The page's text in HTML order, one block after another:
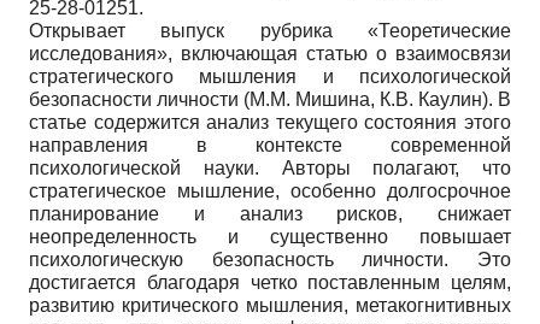
25-28-01251.
Открывает выпуск рубрика «Теоретические
исследования», включающая статью о взаимосвязи
стратегического мышления и психологической
безопасности личности (М.М. Мишина, К.В. Каулин). В
статье содержится анализ текущего состояния этого
направления в контексте современной
психологической науки. Авторы полагают, что
стратегическое мышление, особенно долгосрочное
планирование и анализ рисков, снижает
неопределенность и существенно повышает
психологическую безопасность личности. Это
достигается благодаря четко поставленным целям,
развитию критического мышления, метакогнитивных